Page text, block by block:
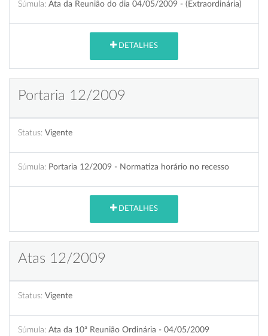
Súmula: Ata da Reunião do dia 04/05/2009 - (Extraordinária)
DETALHES
Portaria 12/2009
Status: Vigente
Súmula: Portaria 12/2009 - Normatiza horário no recesso
DETALHES
Atas 12/2009
Status: Vigente
Súmula: Ata da 10ª Reunião Ordinária - 04/05/2009